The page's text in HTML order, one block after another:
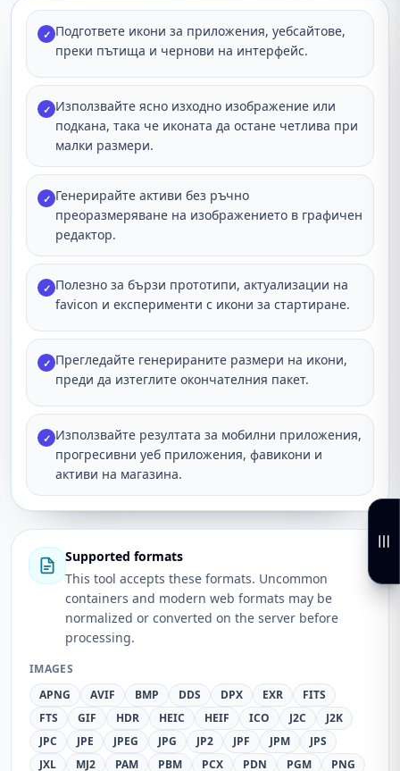
✓ Подгответе икони за приложения, уебсайтове,
преки пътища и чернови на интерфейс.
✓ Използвайте ясно изходно изображение или
подкана, така че иконата да остане четлива при
малки размери.
✓ Генерирайте активи без ръчно
преоразмеряване на изображението в графичен
редактор.
✓ Полезно за бързи прототипи, актуализации на
favicon и експерименти с икони за стартиране.
✓ Прегледайте генерираните размери на икони,
преди да изтеглите окончателния пакет.
✓ Използвайте резултата за мобилни приложения,
прогресивни уеб приложения, фавикони и
активи на магазина.
Supported formats
This tool accepts these formats. Uncommon
containers and modern web formats may be
normalized or converted on the server before
processing.
IMAGES
APNG
AVIF BMP DDS DPX EXR
FITS
FTS
GIF HDR HEIC HEIF ICO J2C
J2K
JPC
JPE JPEG JPG JP2 JPF JPM
JPS
JXL
MJ2 PAM PBM PCX PDN PGM
PNG